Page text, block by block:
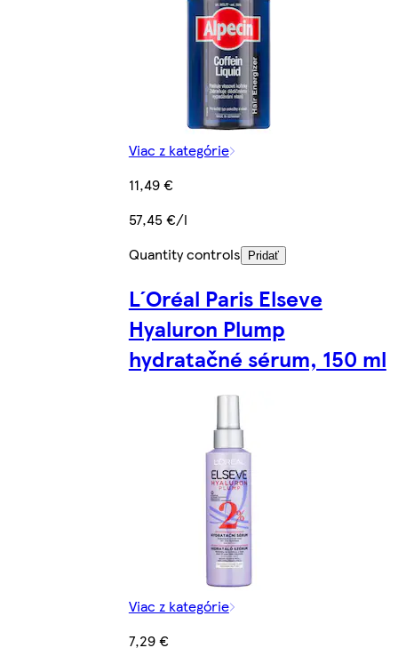
Viac z kategórie
11,49 €
57,45 €/l
Quantity controls
Pridať
L´Oréal Paris Elseve
Hyaluron Plump
hydratačné sérum, 150 ml
Viac z kategórie
7,29 €